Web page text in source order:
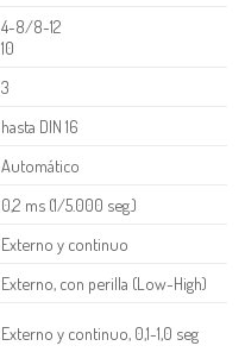
4-8/8-12
10
3
hasta DIN 16
Automático
0,2 ms (1/5.000 seg.)
Externo y continuo
Externo, con perilla (Low-High)
Externo y continuo, 0,1-1,0 seg